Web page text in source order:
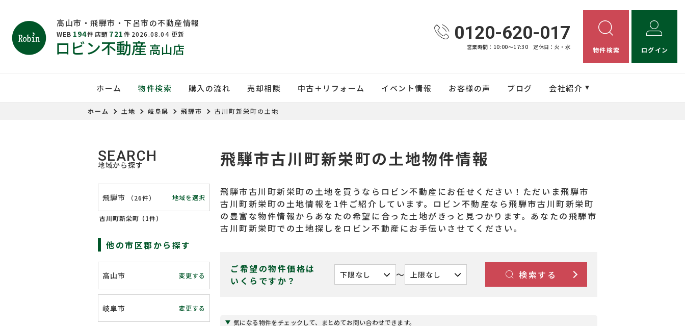
高山市・飛騨市・下呂市の不動産情報
WEB 194件 店頭 721件 2026.08.04 更新
ロビン不動産 高山店
0120-620-017
営業時間：10:00〜17:30 定休日：火・水 物件検索 ログイン
ホーム 物件検索 購入の流れ 売却相談 中古＋リフォーム イベント情報 お客様の声 ブログ 会社紹介
ホーム 土地 岐阜県 飛騨市 古川町新栄町の土地
飛騨市古川町新栄町の土地物件情報
飛騨市古川町新栄町の土地を買うならロビン不動産にお任せください！ただいま飛騨市
古川町新栄町の土地情報を1件ご紹介しています。ロビン不動産なら飛騨市古川町新栄町
の豊富な物件情報からあなたの希望に合った土地がきっと見つかります。あなたの飛騨市
古川町新栄町での土地探しをロビン不動産にお手伝いさせてください。
ご希望の物件価格は
いくらですか？
〜 検索する
気になる物件をチェックして、まとめてお問い合わせできます。
SEARCH
地域から探す
飛騨市 （26件） 地域を選択
古川町新栄町（1件）
他の市区郡から探す
高山市 変更する
岐阜市 変更する